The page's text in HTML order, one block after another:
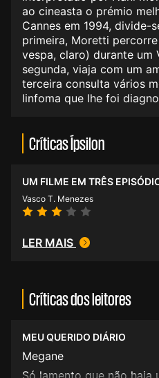
ao cineasta o prémio
Cannes em 1994, divide-
primeira, Moretti
vespa, claro) durante um
segunda, viaja com um
terceira consulta vários
linfoma que lhe foi
Críticas Ípsilon
UM FILME EM TRÊS
Vasco T. Menezes
LER MAIS
Críticas dos leitores
MEU QUERIDO DIÁRIO
Megane
Só lamento que não